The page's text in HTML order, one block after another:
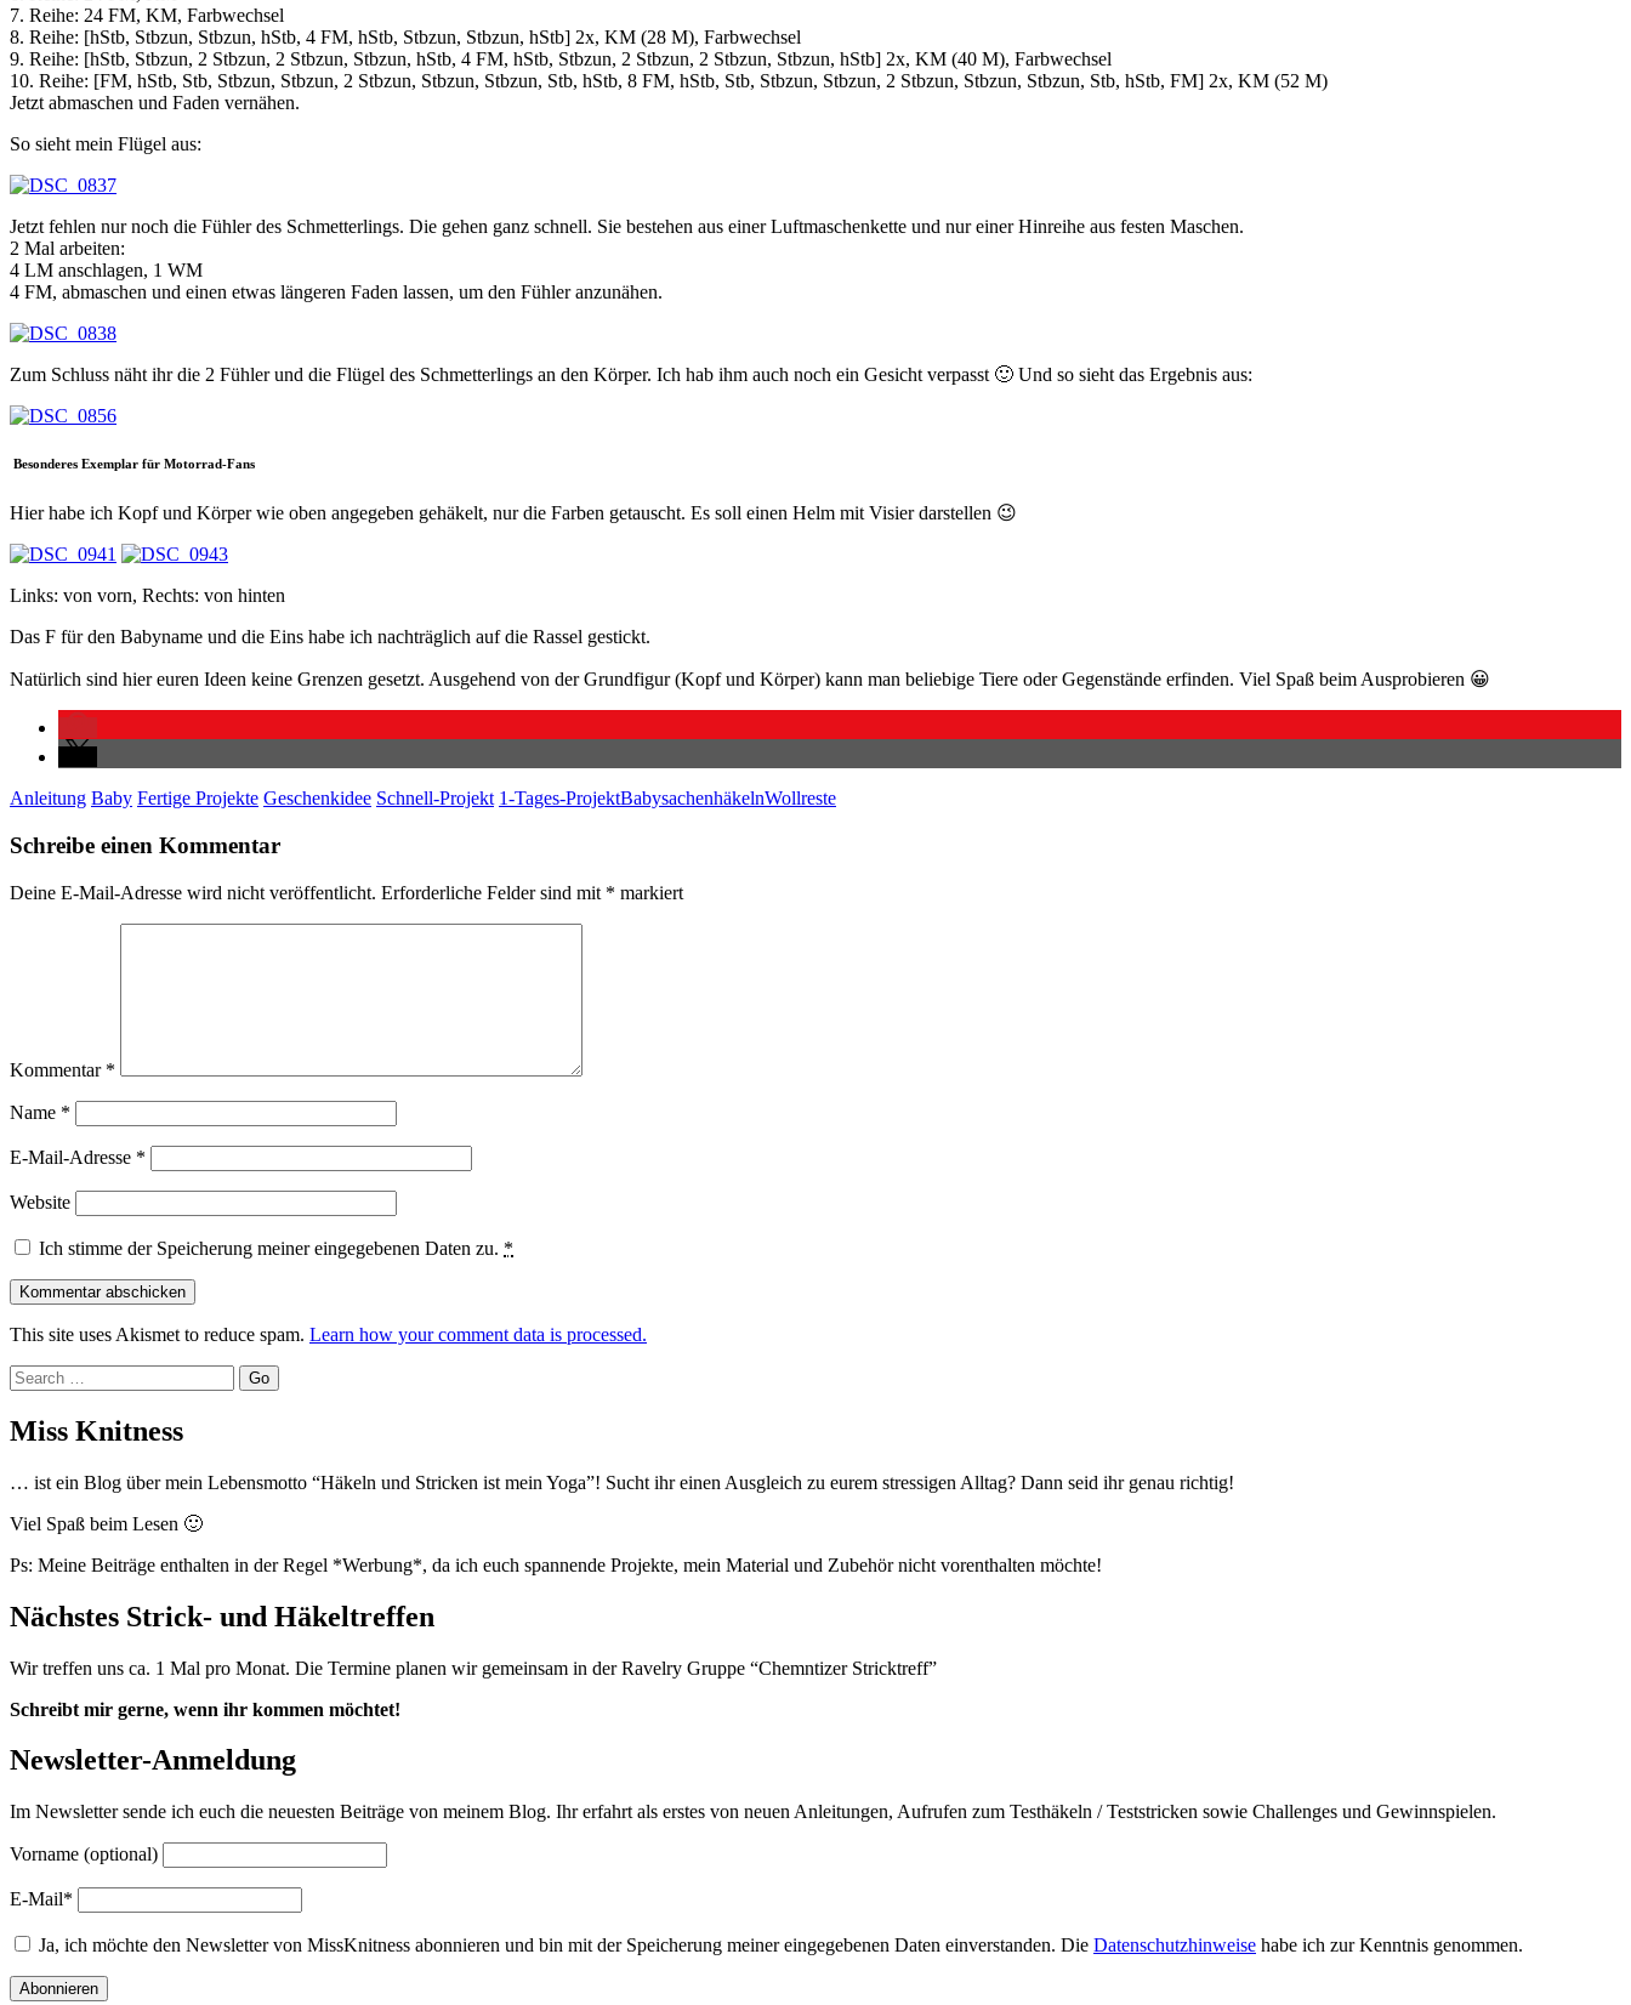
7. Reihe: 24 FM, KM, Farbwechsel
8. Reihe: [hStb, Stbzun, Stbzun, hStb, 4 FM, hStb, Stbzun, Stbzun, hStb] 2x, KM (28 M), Farbwechsel
9. Reihe: [hStb, Stbzun, 2 Stbzun, 2 Stbzun, Stbzun, hStb, 4 FM, hStb, Stbzun, 2 Stbzun, 2 Stbzun, Stbzun, hStb] 2x, KM (40 M), Farbwechsel
10. Reihe: [FM, hStb, Stb, Stbzun, Stbzun, 2 Stbzun, Stbzun, Stbzun, Stb, hStb, 8 FM, hStb, Stb, Stbzun, Stbzun, 2 Stbzun, Stbzun, Stbzun, Stb, hStb, FM] 2x, KM (52 M)
Jetzt abmaschen und Faden vernähen.
So sieht mein Flügel aus:
Jetzt fehlen nur noch die Fühler des Schmetterlings. Die gehen ganz schnell. Sie bestehen aus einer Luftmaschenkette und nur einer Hinreihe aus festen Maschen.
2 Mal arbeiten:
4 LM anschlagen, 1 WM
4 FM, abmaschen und einen etwas längeren Faden lassen, um den Fühler anzunähen.
Zum Schluss näht ihr die 2 Fühler und die Flügel des Schmetterlings an den Körper. Ich hab ihm auch noch ein Gesicht verpasst 🙂 Und so sieht das Ergebnis aus:
Besonderes Exemplar für Motorrad-Fans
Hier habe ich Kopf und Körper wie oben angegeben gehäkelt, nur die Farben getauscht. Es soll einen Helm mit Visier darstellen 😉
Links: von vorn, Rechts: von hinten
Das F für den Babyname und die Eins habe ich nachträglich auf die Rassel gestickt.
Natürlich sind hier euren Ideen keine Grenzen gesetzt. Ausgehend von der Grundfigur (Kopf und Körper) kann man beliebige Tiere oder Gegenstände erfinden. Viel Spaß beim Ausprobieren 😀
Anleitung Baby Fertige Projekte Geschenkidee Schnell-Projekt 1-Tages-ProjektBabysachenhäkelnWollreste
Schreibe einen Kommentar
Deine E-Mail-Adresse wird nicht veröffentlicht. Erforderliche Felder sind mit * markiert
Kommentar *
Name *
E-Mail-Adresse *
Website
Ich stimme der Speicherung meiner eingegebenen Daten zu. *
This site uses Akismet to reduce spam. Learn how your comment data is processed.
Search
Miss Knitness
… ist ein Blog über mein Lebensmotto “Häkeln und Stricken ist mein Yoga”! Sucht ihr einen Ausgleich zu eurem stressigen Alltag? Dann seid ihr genau richtig!
Viel Spaß beim Lesen 🙂
Ps: Meine Beiträge enthalten in der Regel *Werbung*, da ich euch spannende Projekte, mein Material und Zubehör nicht vorenthalten möchte!
Nächstes Strick- und Häkeltreffen
Wir treffen uns ca. 1 Mal pro Monat. Die Termine planen wir gemeinsam in der Ravelry Gruppe “Chemntizer Stricktreff”
Schreibt mir gerne, wenn ihr kommen möchtet!
Newsletter-Anmeldung
Im Newsletter sende ich euch die neuesten Beiträge von meinem Blog. Ihr erfahrt als erstes von neuen Anleitungen, Aufrufen zum Testhäkeln / Teststricken sowie Challenges und Gewinnspielen.
Vorname (optional)
E-Mail*
Ja, ich möchte den Newsletter von MissKnitness abonnieren und bin mit der Speicherung meiner eingegebenen Daten einverstanden. Die Datenschutzhinweise habe ich zur Kenntnis genommen.